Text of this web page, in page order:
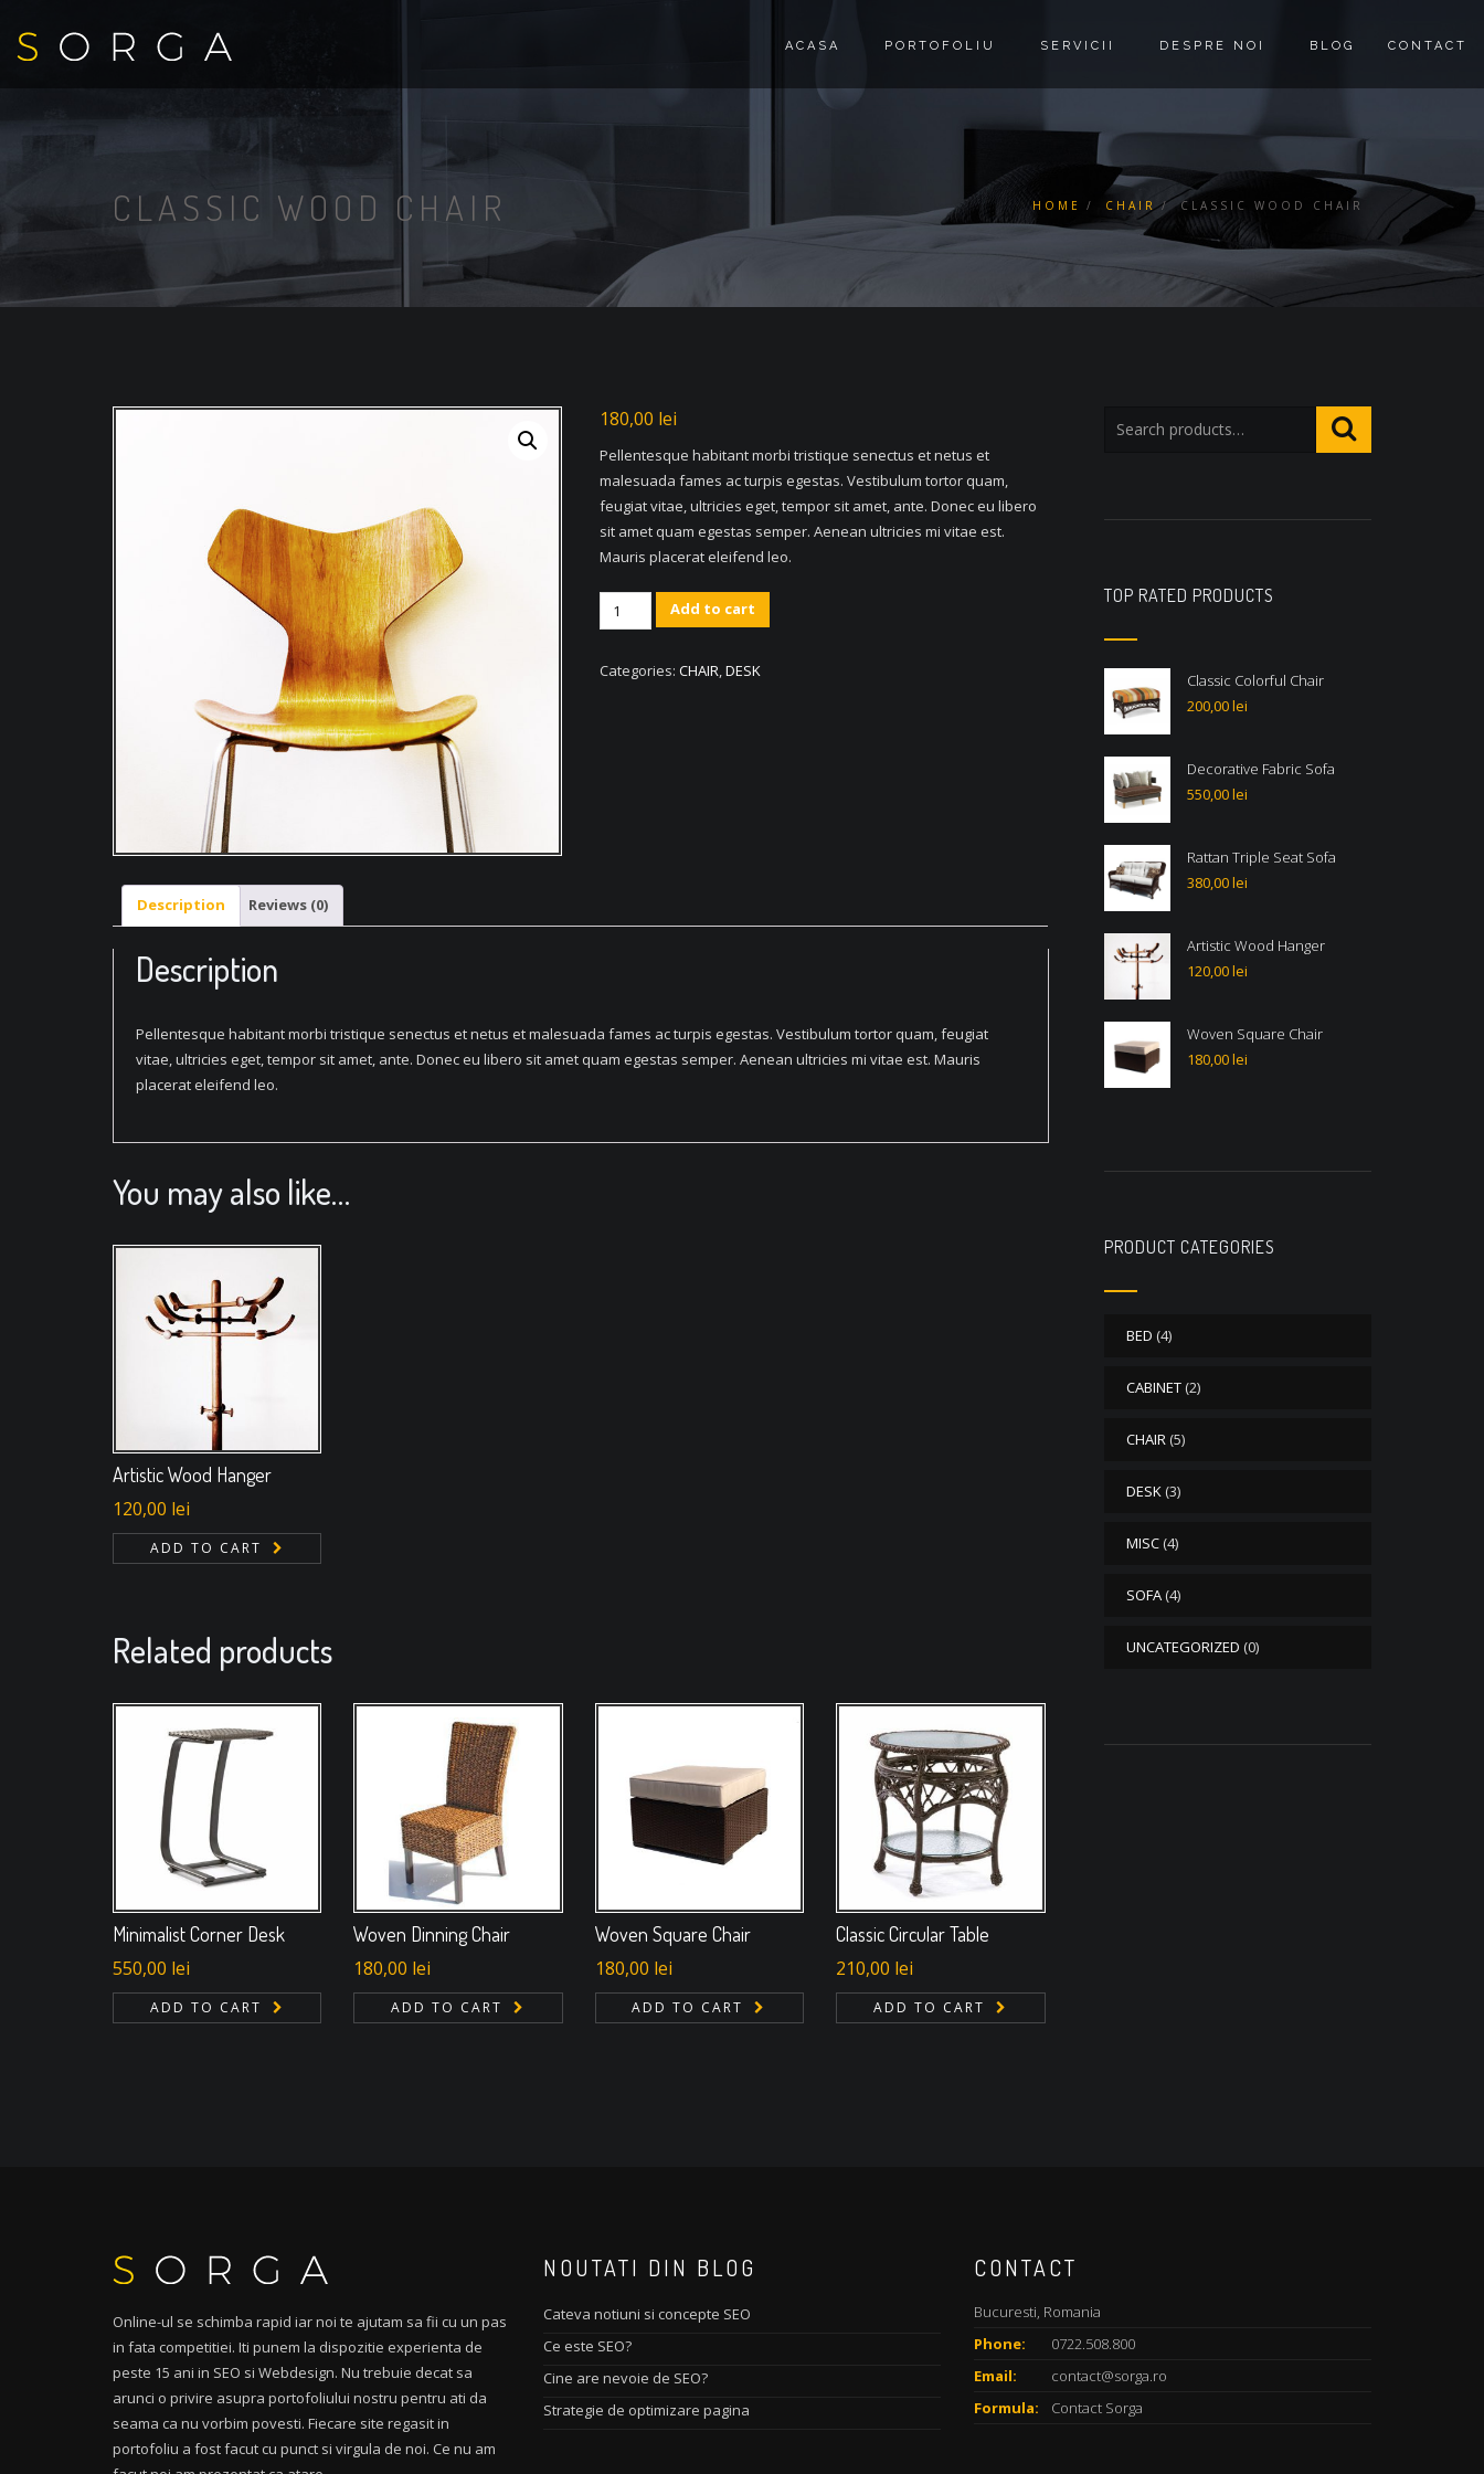
ACASA PORTOFOLIU SERVICII DESPRE NOI BLOG CONTACT
CLASSIC WOOD CHAIR HOME CHAIR CLASSIC WOOD CHAIR
180,00 lei
Pellentesque habitant morbi tristique senectus et netus et
malesuada fames ac turpis egestas. Vestibulum tortor quam,
feugiat vitae, ultricies eget, tempor sit amet, ante. Donec eu libero
sit amet quam egestas semper. Aenean ultricies mi vitae est.
Mauris placerat eleifend leo.
Classic
Wood
quantity
Add to cart
Categories: CHAIR,DESK
Description Reviews (0)
Description
Pellentesque habitant morbi tristique senectus et netus et malesuada fames ac turpis egestas. Vestibulum tortor quam, feugiat
vitae, ultricies eget, tempor sit amet, ante. Donec eu libero sit amet quam egestas semper. Aenean ultricies mi vitae est. Mauris
placerat eleifend leo.
You may also like…
Artistic Wood Hanger
120,00 lei
ADD TO CART
Related products
Minimalist Corner Desk
550,00 lei
ADD TO CART
Woven Dinning Chair
180,00 lei
ADD TO CART
Woven Square Chair
180,00 lei
ADD TO CART
Classic Circular Table
210,00 lei
ADD TO CART
TOP RATED PRODUCTS
Classic Colorful Chair
200,00lei
Decorative Fabric Sofa
550,00lei
Rattan Triple Seat Sofa
380,00lei
Artistic Wood Hanger
120,00lei
Woven Square Chair
180,00lei
PRODUCT CATEGORIES
BED (4)
CABINET (2)
CHAIR (5)
DESK (3)
MISC (4)
SOFA (4)
UNCATEGORIZED (0)
Online-ul se schimba rapid iar noi te ajutam sa fii cu un pas
in fata competitiei. Iti punem la dispozitie experienta de
peste 15 ani in SEO si Webdesign. Nu trebuie decat sa
arunci o privire asupra portofoliului nostru pentru ati da
seama ca nu vorbim povesti. Fiecare site regasit in
portofoliu a fost facut cu punct si virgula de noi. Ce nu am
NOUTATI DIN BLOG
Cateva notiuni si concepte SEO
Ce este SEO?
Cine are nevoie de SEO?
Strategie de optimizare pagina
CONTACT
Bucuresti, Romania
Phone:
0722.508.800
Email:
contact@sorga.ro
Formula:
Contact Sorga